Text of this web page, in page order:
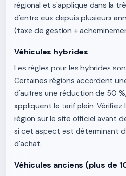
régional et s'applique dans la
d'entre eux depuis plusieurs
(taxe de gestion +
Véhicules hybrides
Les règles pour les hybrides
Certaines régions accordent
d'autres une réduction de 50
appliquent le tarif plein. Vérifiez
région sur le site officiel avant
si cet aspect est déterminant
d'achat.
Véhicules anciens (plus de